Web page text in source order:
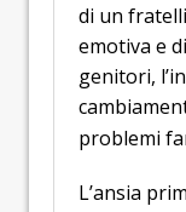
di un
emotiva e
genitori,
problemi
L’ansia